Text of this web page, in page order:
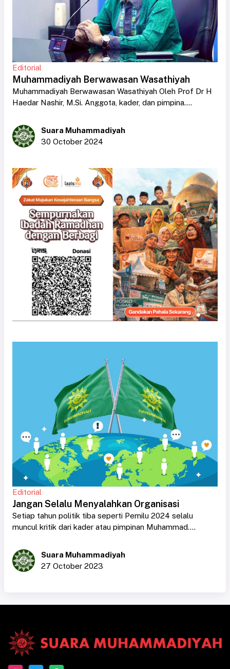
Editorial
Muhammadiyah Berwawasan Wasathiyah
Muhammadiyah Berwawasan Wasathiyah Oleh Prof Dr H
Haedar Nashir, M.Si. Anggota, kader, dan pimpina....
Suara Muhammadiyah
30 October 2024
Editorial
Jangan Selalu Menyalahkan Organisasi
Setiap tahun politik tiba seperti Pemilu 2024 selalu
muncul kritik dari kader atau pimpinan Muhammad....
Suara Muhammadiyah
27 October 2023